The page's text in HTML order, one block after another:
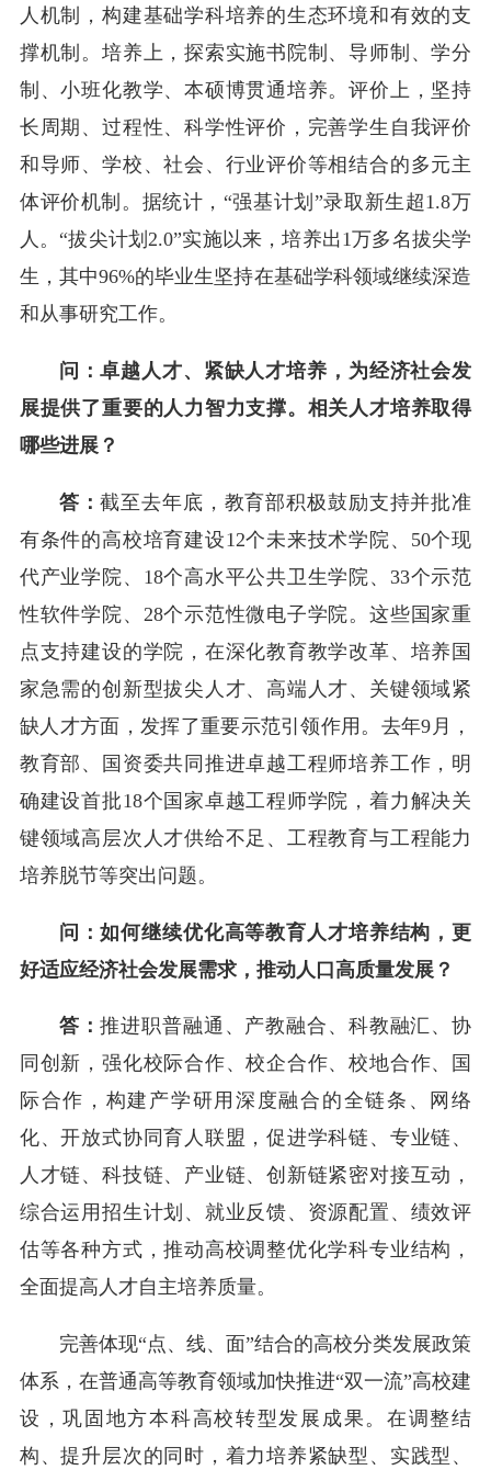
人机制，构建基础学科培养的生态环境和有效的支
撑机制。培养上，探索实施书院制、导师制、学分
制、小班化教学、本硕博贯通培养。评价上，坚持
长周期、过程性、科学性评价，完善学生自我评价
和导师、学校、社会、行业评价等相结合的多元主
体评价机制。据统计，“强基计划”录取新生超1.8万
人。“拔尖计划2.0”实施以来，培养出1万多名拔尖学
生，其中96%的毕业生坚持在基础学科领域继续深造
和从事研究工作。
问：卓越人才、紧缺人才培养，为经济社会发
展提供了重要的人力智力支撑。相关人才培养取得
哪些进展？
答：截至去年底，教育部积极鼓励支持并批准
有条件的高校培育建设12个未来技术学院、50个现
代产业学院、18个高水平公共卫生学院、33个示范
性软件学院、28个示范性微电子学院。这些国家重
点支持建设的学院，在深化教育教学改革、培养国
家急需的创新型拔尖人才、高端人才、关键领域紧
缺人才方面，发挥了重要示范引领作用。去年9月，
教育部、国资委共同推进卓越工程师培养工作，明
确建设首批18个国家卓越工程师学院，着力解决关
键领域高层次人才供给不足、工程教育与工程能力
培养脱节等突出问题。
问：如何继续优化高等教育人才培养结构，更
好适应经济社会发展需求，推动人口高质量发展？
答：推进职普融通、产教融合、科教融汇、协
同创新，强化校际合作、校企合作、校地合作、国
际合作，构建产学研用深度融合的全链条、网络
化、开放式协同育人联盟，促进学科链、专业链、
人才链、科技链、产业链、创新链紧密对接互动，
综合运用招生计划、就业反馈、资源配置、绩效评
估等各种方式，推动高校调整优化学科专业结构，
全面提高人才自主培养质量。
完善体现“点、线、面”结合的高校分类发展政策
体系，在普通高等教育领域加快推进“双一流”高校建
设，巩固地方本科高校转型发展成果。在调整结
构、提升层次的同时，着力培养紧缺型、实践型、